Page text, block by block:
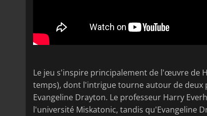
Le jeu s'inspire principalement de l'œuvre de
temps), dont l'intrigue tourne autour de deux
Evangeline Drayton. Le professeur Harry
l'université Miskatonic, tandis qu'Evangeline